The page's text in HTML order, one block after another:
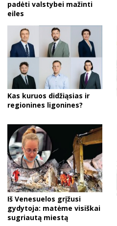
padėti valstybei mažinti
eiles
Kas kuruos didžiąsias ir
regionines ligonines?
Iš Venesuelos grįžusi
gydytoja: matėme visiškai
sugriautą miestą